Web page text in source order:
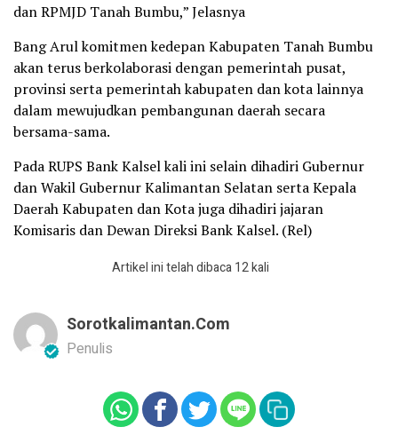
dan RPMJD Tanah Bumbu,” Jelasnya
Bang Arul komitmen kedepan Kabupaten Tanah Bumbu
akan terus berkolaborasi dengan pemerintah pusat,
provinsi serta pemerintah kabupaten dan kota lainnya
dalam mewujudkan pembangunan daerah secara
bersama-sama.
Pada RUPS Bank Kalsel kali ini selain dihadiri Gubernur
dan Wakil Gubernur Kalimantan Selatan serta Kepala
Daerah Kabupaten dan Kota juga dihadiri jajaran
Komisaris dan Dewan Direksi Bank Kalsel. (Rel)
Artikel ini telah dibaca 12 kali
Sorotkalimantan.com
Penulis